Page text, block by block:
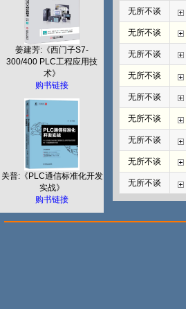
姜建芳:《西门子S7-
300/400 PLC工程应用技
术》
购书链接
关普:《PLC通信标准化开发
实战》
购书链接
无所不谈
无所不谈
无所不谈
无所不谈
无所不谈
无所不谈
无所不谈
无所不谈
无所不谈